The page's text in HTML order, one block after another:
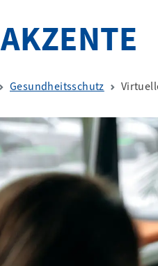
AKZENTE
Gesundheitsschutz